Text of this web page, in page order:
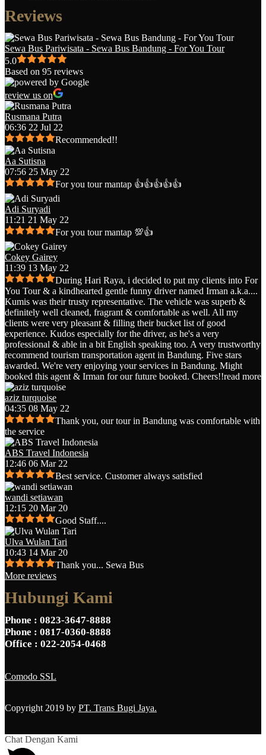
Reviews
Sewa Bus Pariwisata - Sewa Bus Bandung - For You Tour
5.0
Based on 95 reviews
review us on
Rusmana Putra
06:36 22 Jul 22
Recommended!!
Aa Sutisna
07:56 25 May 22
For you tour mantap 👍👍👍👍👍
Adi Suryadi
11:21 21 May 22
For you tour mantap 💯👍
Cokey Gairey
11:39 13 May 22
During Hari Raya, i decided to put my clients into For
You Tour & a kindhearted gentle funny driver named Irman a.k.a....
Kumis was their trusty representative. The vehicle was superb &
definitely well cleaned, fragrant & comfortable as well. All my
clients were very pleasant & filling their bucket list of good
experience. Kudos especially for the driver, as he's a very
professional & able in a bit English speaking too. A very trustworthy
recommend tourism transportation agent in Bandung. Five stars
awarded. We're very enjoying your services in Bandung. Might
booked this agent & Irman for our future booked. Cheers!!read more
aziz turquoise
04:35 08 May 22
Thank you, our tour in Bandung was comfortable with
the service
ABS Travel Indonesia
12:46 06 Mar 22
Best service. Customer always satisfied
wandi setiawan
12:15 20 Mar 20
Good Staff....
Ulva Wulan Tari
10:43 14 Mar 20
Thank you... Sewa Bus
More reviews
Hubungi Kami
Phone : 0823-3647-8888
Phone : 0817-0360-8888
Office : 022-2054-0468
Comodo SSL
Copyright 2019 by PT. Trans Bugi Jaya.
Chat Dengan Kami